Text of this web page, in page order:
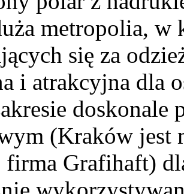
metropolia,
się za
i atrakcyjna dla
doskonale
(Kraków jest
Grafihaft)